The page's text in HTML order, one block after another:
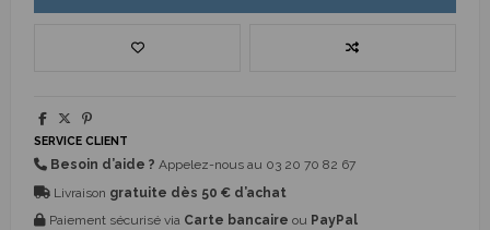
SERVICE CLIENT
Besoin d’aide ? Appelez-nous au 03 20 70 82 67
Livraison gratuite dès 50 € d’achat
Paiement sécurisé via Carte bancaire ou PayPal